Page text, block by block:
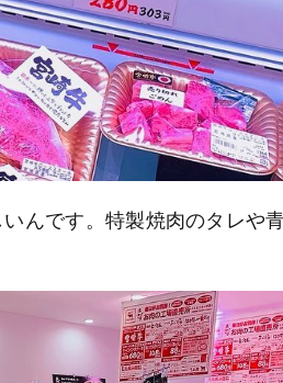
んです。特製焼肉のタレや